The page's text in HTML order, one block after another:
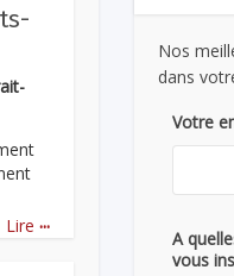
Lire ...
Nos
dans
Votre
A
vous